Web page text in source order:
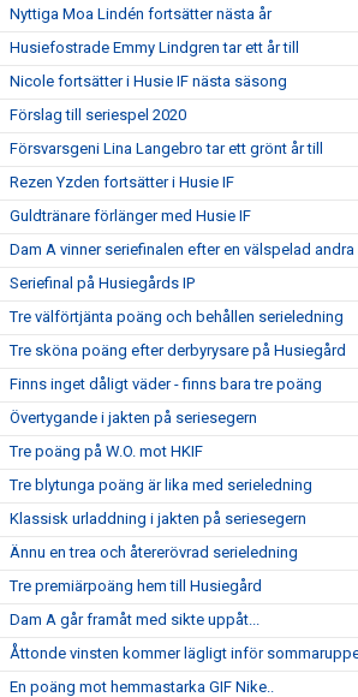
Nyttiga Moa Lindén fortsätter nästa år
Husiefostrade Emmy Lindgren tar ett år till
Nicole fortsätter i Husie IF nästa säsong
Förslag till seriespel 2020
Försvarsgeni Lina Langebro tar ett grönt år till
Rezen Yzden fortsätter i Husie IF
Guldtränare förlänger med Husie IF
Dam A vinner seriefinalen efter en välspelad andra
Seriefinal på Husiegårds IP
Tre välförtjänta poäng och behållen serieledning
Tre sköna poäng efter derbyrysare på Husiegård
Finns inget dåligt väder - finns bara tre poäng
Övertygande i jakten på seriesegern
Tre poäng på W.O. mot HKIF
Tre blytunga poäng är lika med serieledning
Klassisk urladdning i jakten på seriesegern
Ännu en trea och återerövrad serieledning
Tre premiärpoäng hem till Husiegård
Dam A går framåt med sikte uppåt...
Åttonde vinsten kommer lägligt inför
En poäng mot hemmastarka GIF Nike..